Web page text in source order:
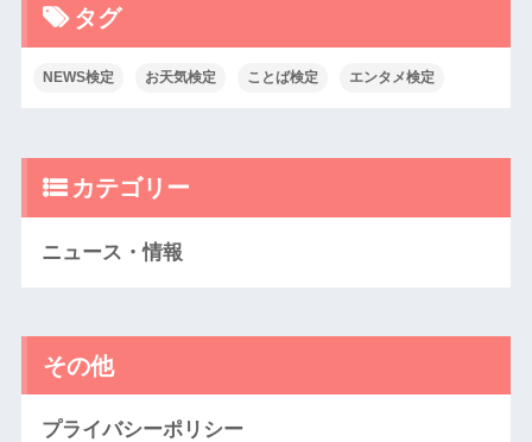
タグ
NEWS検定 お天気検定 ことば検定 エンタメ検定
カテゴリー
ニュース・情報
その他
プライバシーポリシー